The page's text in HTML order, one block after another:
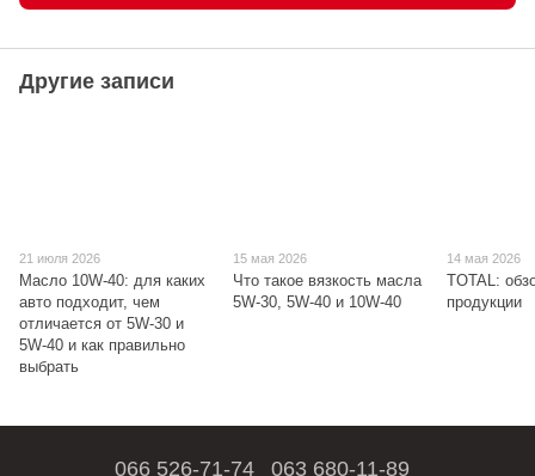
Другие записи
21 июля 2026
Масло 10W-40: для каких
авто подходит, чем
отличается от 5W-30 и
5W-40 и как правильно
выбрать
15 мая 2026
Что такое вязкость масла
5W-30, 5W-40 и 10W-40
14 мая 2026
TOTAL:
продукции
066 526-71-74 063 680-11-89